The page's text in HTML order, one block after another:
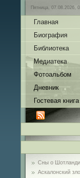
Пятница, 07.08.2026,
Главная
Биография
Библиотека
Медиатека
Фотоальбом
Дневник
Гостевая книга
Сны о
Аскалонский